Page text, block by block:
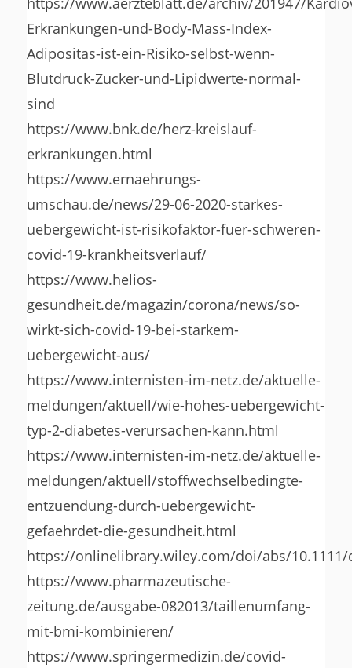
Erkrankungen-und-Body-Mass-Index-
Adipositas-ist-ein-Risiko-selbst-wenn-
Blutdruck-Zucker-und-Lipidwerte-normal-
sind
https://www.bnk.de/herz-kreislauf-
erkrankungen.html
https://www.ernaehrungs-
umschau.de/news/29-06-2020-starkes-
uebergewicht-ist-risikofaktor-fuer-schweren-
covid-19-krankheitsverlauf/
https://www.helios-
gesundheit.de/magazin/corona/news/so-
wirkt-sich-covid-19-bei-starkem-
uebergewicht-aus/
https://www.internisten-im-netz.de/aktuelle-
meldungen/aktuell/wie-hohes-uebergewicht-
typ-2-diabetes-verursachen-kann.html
https://www.internisten-im-netz.de/aktuelle-
meldungen/aktuell/stoffwechselbedingte-
entzuendung-durch-uebergewicht-
gefaehrdet-die-gesundheit.html
https://onlinelibrary.wiley.com/doi/abs/10.1111/
https://www.pharmazeutische-
zeitung.de/ausgabe-082013/taillenumfang-
mit-bmi-kombinieren/
https://www.springermedizin.de/covid-